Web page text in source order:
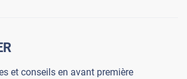
et conseils en avant première